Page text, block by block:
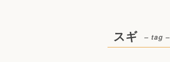
スギ – tag –